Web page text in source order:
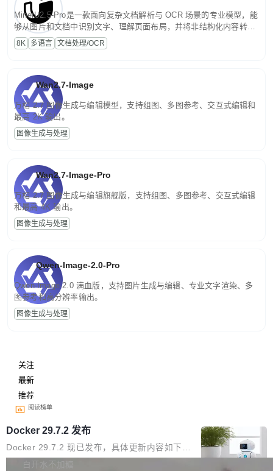
MinerU2.5-Pro是一款面向复杂文档解析与 OCR 场景的专业模型，能
够从图片和文档中识别文字、理解页面布局，并将非结构化内容转换
为便于存储、检索和二次处理的结构化结果。
8K 多语言 文档处理/OCR
Wan2.7-Image
万相 2.7 图像生成与编辑模型，支持组图、多图参考、交互式编辑和
最高 2K 输出。
图像生成与处理
Wan2.7-Image-Pro
万相 2.7 图像生成与编辑旗舰版，支持组图、多图参考、交互式编辑
和最高 4K 输出。
图像生成与处理
Qwen-Image-2.0-Pro
Qwen-Image-2.0 满血版，支持图片生成与编辑、专业文字渲染、多
图参考和高分辨率输出。
图像生成与处理
关注
最新
推荐
阅读榜单
Docker 29.7.2 发布
Docker 29.7.2 现已发布，具体更新内容如下：
Bug fixes and enhancements 修复多次传递同
白开水不加糖